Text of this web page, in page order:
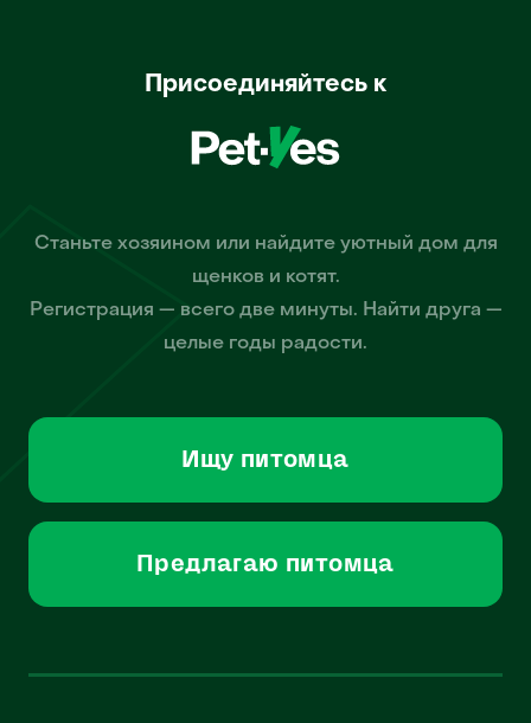
Присоединяйтесь к
Станьте хозяином или найдите уютный дом для
щенков и котят.
Регистрация — всего две минуты. Найти друга —
целые годы радости.
Ищу питомца
Предлагаю питомца